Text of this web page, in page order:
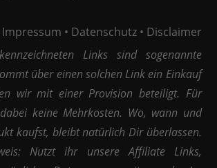
Impressum • Datenschutz• Disclaimer
Links sind sogenannte
über einen solchen Link ein Einkauf
wir mit einer Provision beteiligt. Für
keine Mehrkosten. Wo, wann und
kaufst, bleibt natürlich Dir überlassen.
Nutzt ihr unsere Affiliate Links,